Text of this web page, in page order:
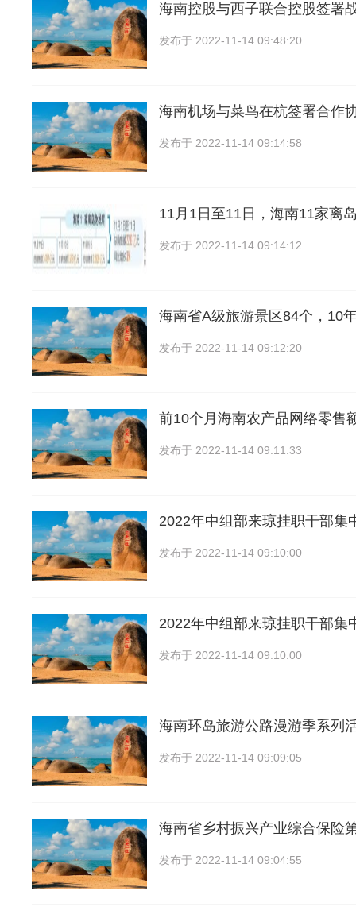
海南控股与西子联合控股签署
发布于 2022-11-14 09:48:20
海南机场与菜鸟在杭签署合作
发布于 2022-11-14 09:14:58
11月1日至11日，海南11家离
发布于 2022-11-14 09:14:12
海南省A级旅游景区84个，10
发布于 2022-11-14 09:12:20
前10个月海南农产品网络零售
发布于 2022-11-14 09:11:33
2022年中组部来琼挂职干部集
发布于 2022-11-14 09:10:00
2022年中组部来琼挂职干部集
发布于 2022-11-14 09:10:00
海南环岛旅游公路漫游季系列
发布于 2022-11-14 09:09:05
海南省乡村振兴产业综合保险
发布于 2022-11-14 09:04:55